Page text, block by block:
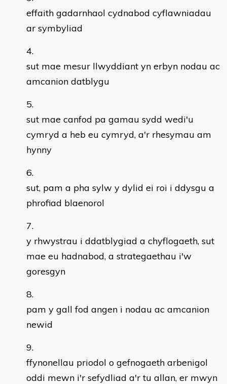
effaith gadarnhaol cydnabod cyflawniadau
ar symbyliad
sut mae mesur llwyddiant yn erbyn nodau ac
amcanion datblygu
sut mae canfod pa gamau sydd wedi'u
cymryd a heb eu cymryd, a'r rhesymau am
hynny
sut, pam a pha sylw y dylid ei roi i ddysgu a
phrofiad blaenorol
y rhwystrau i ddatblygiad a chyflogaeth, sut
mae eu hadnabod, a strategaethau i'w
goresgyn
pam y gall fod angen i nodau ac amcanion
newid
ffynonellau priodol o gefnogaeth arbenigol
oddi mewn i'r sefydliad a'r tu allan, er mwyn